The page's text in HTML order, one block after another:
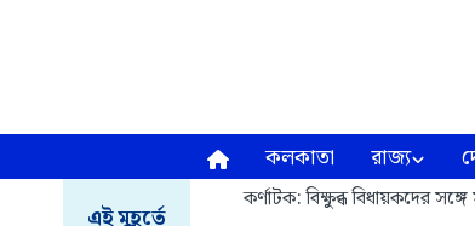
কলকাতা রাজ্য
এই মুহূর্তে
কর্ণাটক: বিক্ষুব্ধ বিধায়কদের